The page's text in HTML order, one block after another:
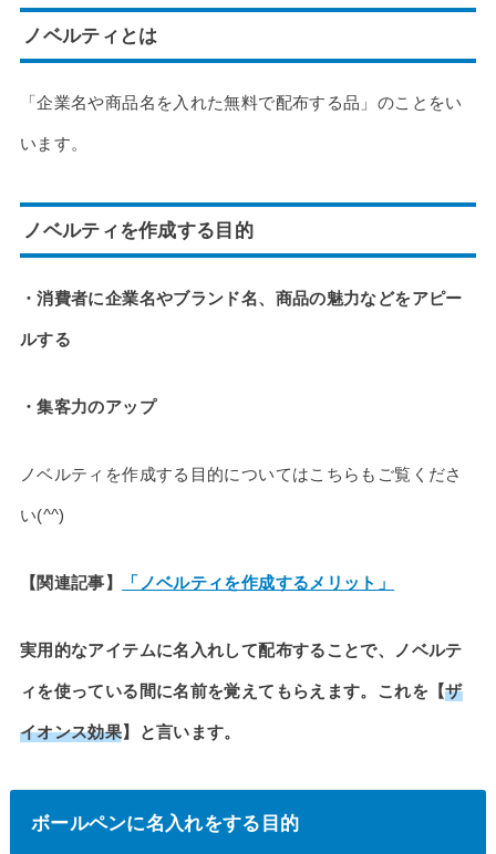
ノベルティとは
「企業名や商品名を入れた無料で配布する品」のことをい
います。
ノベルティを作成する目的
・消費者に企業名やブランド名、商品の魅力などをアピー
ルする
・集客力のアップ
ノベルティを作成する目的についてはこちらもご覧くださ
い(^^)
【関連記事】 「ノベルティを作成するメリット」
実用的なアイテムに名入れして配布することで、ノベルテ
ィを使っている間に名前を覚えてもらえます。これを【ザ
イオンス効果】と言います。
ボールペンに名入れをする目的